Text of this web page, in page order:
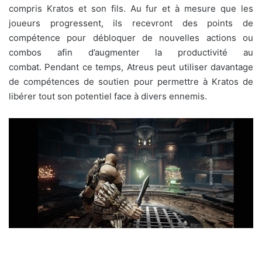
compris Kratos et son fils. Au fur et à mesure que les
joueurs progressent, ils recevront des points de
compétence pour débloquer de nouvelles actions ou
combos afin d’augmenter la productivité au
combat. Pendant ce temps, Atreus peut utiliser davantage
de compétences de soutien pour permettre à Kratos de
libérer tout son potentiel face à divers ennemis.